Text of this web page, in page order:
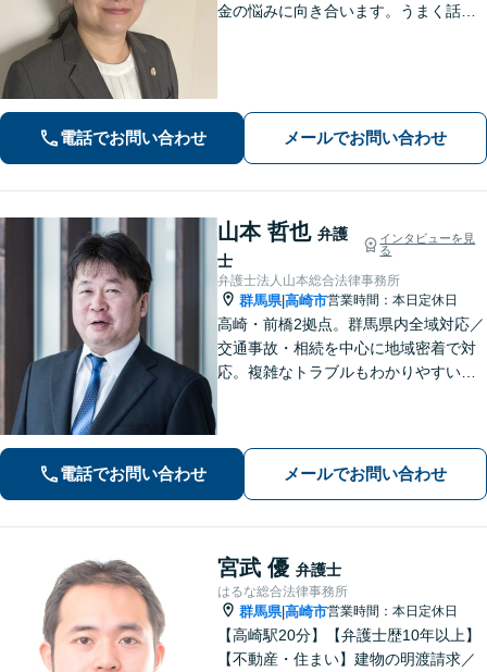
金の悩みに向き合います。うまく話せ
電話でお問い合わせ メールでお問い合わせ
山本 哲也 弁護
士
インタビューを見
る
弁護士法人山本総合法律事務所
群馬県|高崎市営業時間：本日定休日
高崎・前橋2拠点。群馬県内全域対応／
交通事故・相続を中心に地域密着で対
応。複雑なトラブルもわかりやすい言
電話でお問い合わせ メールでお問い合わせ
宮武 優 弁護士
はるな総合法律事務所
群馬県|高崎市営業時間：本日定休日
【高崎駅20分】【弁護士歴10年以上】
【不動産・住まい】建物の明渡請求／